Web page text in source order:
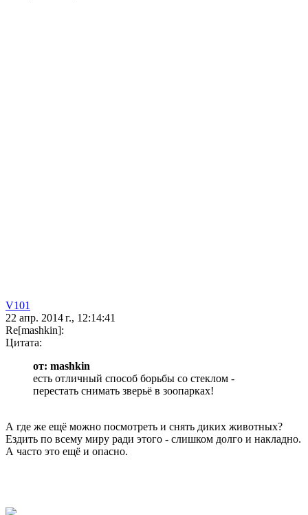
V101
22 апр. 2014 г., 12:14:41
Re[mashkin]:
Цитата:
от: mashkin
есть отличный способ борьбы со стеклом -
перестать снимать зверьё в зоопарках!
А где же ещё можно посмотреть и снять диких животных?
Ездить по всему миру ради этого - слишком долго и накладно.
А часто это ещё и опасно.